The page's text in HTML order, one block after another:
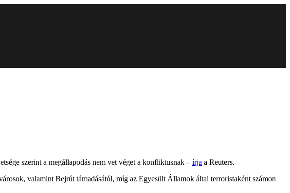
szerint a megállapodás nem vet véget a konfliktusnak – írja a Reuters.
valamint Bejrút támadásától, míg az Egyesült Államok által terroristaként számon